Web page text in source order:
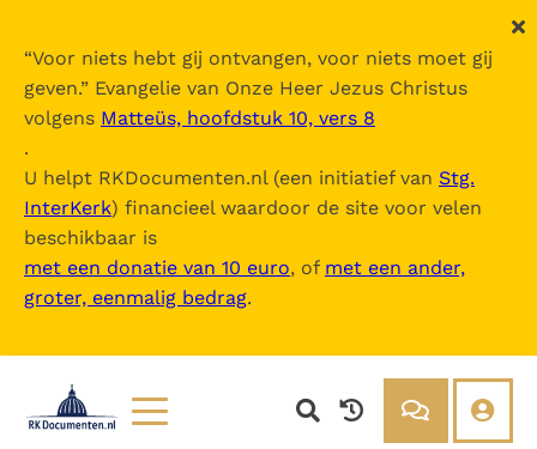
“Voor niets hebt gij ontvangen, voor niets moet gij
geven.” Evangelie van Onze Heer Jezus Christus
volgens Matteüs, hoofdstuk 10, vers 8
.
U helpt RKDocumenten.nl (een initiatief van Stg.
InterKerk) financieel waardoor de site voor velen
beschikbaar is
met een donatie van 10 euro, of met een ander,
groter, eenmalig bedrag.
Nova Vulgata
Inhoudsopgave
uitklappen
- Vetus Testamentum
- Evangelium Secundum
Matthaeum
- Caput 1
- Caput 2